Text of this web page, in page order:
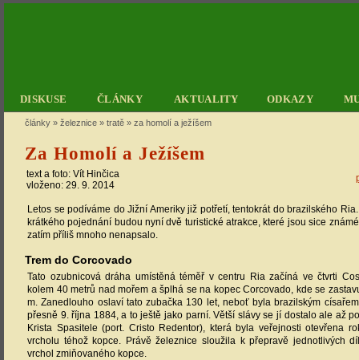
DISKUSE ČLÁNKY AKTUALITY ODKAZY
články » železnice » tratě » za homolí a ježíšem
Za Homolí a Ježíšem
text a foto: Vít Hinčica
vloženo: 29. 9. 2014
Letos se podíváme do Jižní Ameriky již potřetí, tentokrát do brazilského
krátkého pojednání budou nyní dvě turistické atrakce, které jsou sice
zatím příliš mnoho nenapsalo.
Trem do Corcovado
Tato ozubnicová dráha umístěná téměř v centru Ria začíná ve čtvrti
kolem 40 metrů nad mořem a šplhá se na kopec Corcovado, kde se
m. Zanedlouho oslaví tato zubačka 130 let, neboť byla brazilským
přesně 9. října 1884, a to ještě jako parní. Větší slávy se jí dostalo ale až
Krista Spasitele (port. Cristo Redentor), která byla veřejnosti otevřena
vrcholu téhož kopce. Právě železnice sloužila k přepravě jednotlivých
vrchol zmiňovaného kopce.